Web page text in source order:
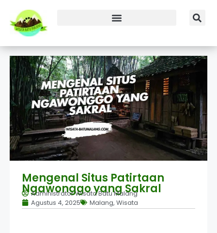
Mengenal Situs Patirtaan
Ngawonggo yang Sakral
Administrator Wisata Batu Malang
Agustus 4, 2025
Malang, Wisata